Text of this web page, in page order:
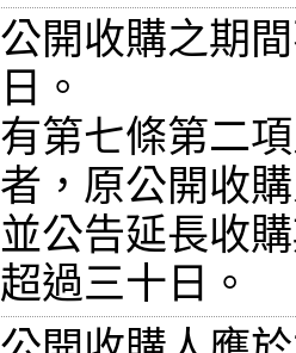
公開收購之期
日。
有第七條第二
者，原公開收
並公告延長收
超過三十日。